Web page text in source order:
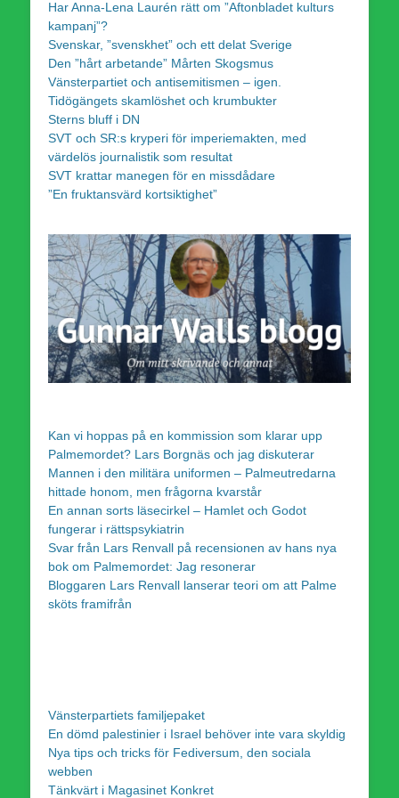
Har Anna-Lena Laurén rätt om ”Aftonbladet kulturs
kampanj”?
Svenskar, ”svenskhet” och ett delat Sverige
Den ”hårt arbetande” Mårten Skogsmus
Vänsterpartiet och antisemitismen – igen.
Tidögängets skamlöshet och krumbukter
Sterns bluff i DN
SVT och SR:s kryperi för imperiemakten, med
värdelös journalistik som resultat
SVT krattar manegen för en missdådare
”En fruktansvärd kortsiktighet”
Kan vi hoppas på en kommission som klarar upp
Palmemordet? Lars Borgnäs och jag diskuterar
Mannen i den militära uniformen – Palmeutredarna
hittade honom, men frågorna kvarstår
En annan sorts läsecirkel – Hamlet och Godot
fungerar i rättspsykiatrin
Svar från Lars Renvall på recensionen av hans nya
bok om Palmemordet: Jag resonerar
Bloggaren Lars Renvall lanserar teori om att Palme
sköts framifrån
Vänsterpartiets familjepaket
En dömd palestinier i Israel behöver inte vara skyldig
Nya tips och tricks för Fediversum, den sociala
webben
Tänkvärt i Magasinet Konkret